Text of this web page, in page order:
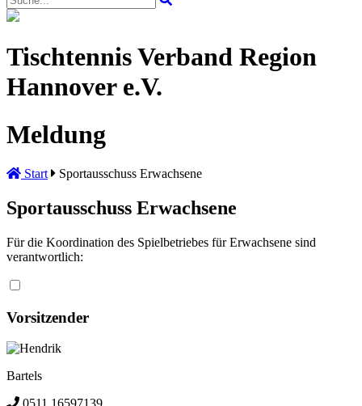
Tischtennis Verband Region
Hannover e.V.
Meldung
Start Sportausschuss Erwachsene
Sportausschuss Erwachsene
Für die Koordination des Spielbetriebes für Erwachsene sind
verantwortlich:
Vorsitzender
Hendrik
Bartels